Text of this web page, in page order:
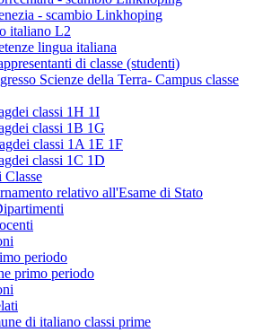
- scambio Linkhoping
italiano L2
lingua italiana
di classe (studenti)
Scienze della Terra- Campus classe
classi 1H 1I
classi 1B 1G
classi 1A 1E 1F
classi 1C 1D
relativo all'Esame di Stato
periodo
primo periodo
di italiano classi prime